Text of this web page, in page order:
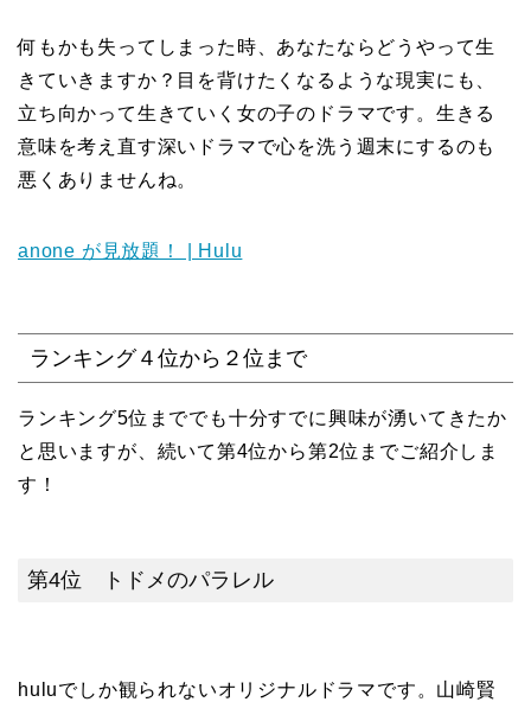
何もかも失ってしまった時、あなたならどうやって生
きていきますか？目を背けたくなるような現実にも、
立ち向かって生きていく女の子のドラマです。生きる
意味を考え直す深いドラマで心を洗う週末にするのも
悪くありませんね。
anone が見放題！ | Hulu
ランキング４位から２位まで
ランキング5位まででも十分すでに興味が湧いてきたか
と思いますが、続いて第4位から第2位までご紹介しま
す！
第4位 トドメのパラレル
huluでしか観られないオリジナルドラマです。山崎賢